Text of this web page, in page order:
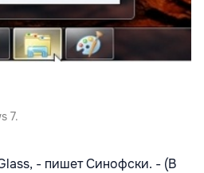
7.
- пишет Синофски. - (В